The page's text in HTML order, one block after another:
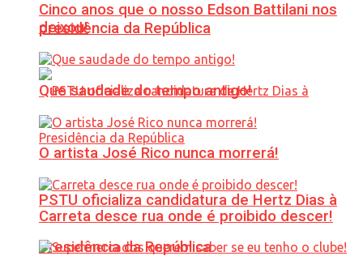
presidência da República
PSTU oficializa candidatura de Hertz Dias à
Presidência da República
Cinco anos que o nosso Edson Battilani nos
deixou!
Que saudade do tempo antigo!
O artista José Rico nunca morrerá!
Carreta desce rua onde é proibido descer!